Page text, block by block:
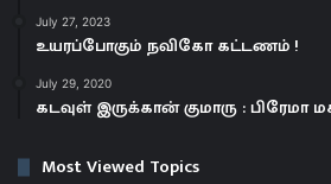
July 27, 2023
உயரப்போகும் நவிகோ கட்டணம் !
July 29, 2020
கடவுள் இருக்கான் குமாரு : பிரேமா
Most Viewed Topics